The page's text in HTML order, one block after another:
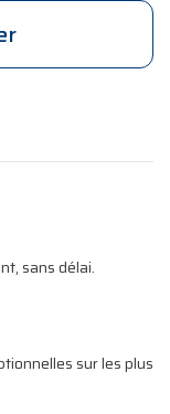
sans délai.
sur les plus